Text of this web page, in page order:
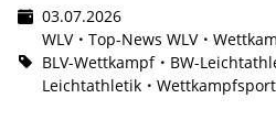
03.07.2026
WLV
Top-News WLV
BLV-Wettkampf
BW-
Leichtathletik
Wettkampfsport